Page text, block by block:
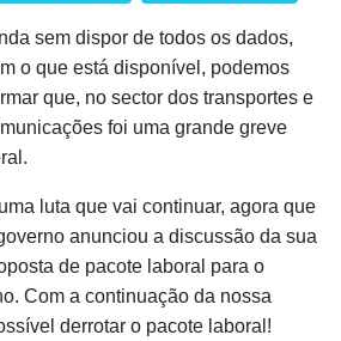
sem dispor de todos os dados,
o que está disponível, podemos
que, no sector dos transportes e
foi uma grande greve
luta que vai continuar, agora que
anunciou a discussão da sua
de pacote laboral para o
Com a continuação da nossa
derrotar o pacote laboral!